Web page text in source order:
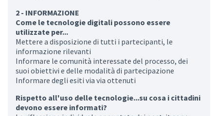
2 - INFORMAZIONE
Come le tecnologie digitali possono essere
utilizzate per...
Mettere a disposizione di tutti i partecipanti, le
informazione rilevanti
Informare le comunità interessate del processo, dei
suoi obiettivi e delle modalità di partecipazione
Informare degli esiti via via ottenuti
Rispetto all'uso delle tecnologie...su cosa i cittadini
devono essere informati?